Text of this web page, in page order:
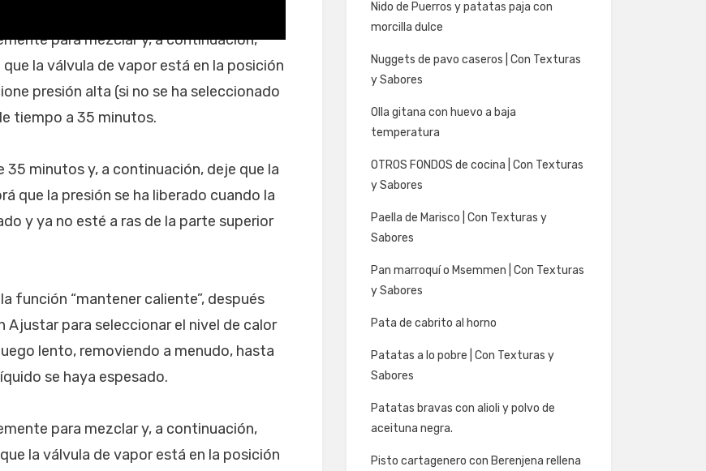
para mezclar y, a continuación,
la válvula de vapor está en la posición
presión alta (si no se ha seleccionado
tiempo a 35 minutos.
35 minutos y, a continuación, deje que la
que la presión se ha liberado cuando la
y ya no esté a ras de la parte superior
función “mantener caliente”, después
para seleccionar el nivel de calor
lento, removiendo a menudo, hasta
se haya espesado.
para mezclar y, a continuación,
la válvula de vapor está en la posición
Nido de Puerros y patatas paja con
morcilla dulce
Nuggets de pavo caseros | Con Texturas
y Sabores
Olla gitana con huevo a baja
temperatura
OTROS FONDOS de cocina | Con Texturas
y Sabores
Paella de Marisco | Con Texturas y
Sabores
Pan marroquí o Msemmen | Con Texturas
y Sabores
Pata de cabrito al horno
Patatas a lo pobre | Con Texturas y
Sabores
Patatas bravas con alioli y polvo de
aceituna negra.
Pisto cartagenero con Berenjena rellena